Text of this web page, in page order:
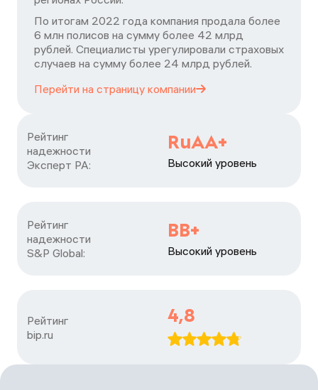
По итогам 2022 года компания продала более
6 млн полисов на сумму более 42 млрд
рублей. Специалисты урегулировали страховых
случаев на сумму более 24 млрд рублей.
Перейти на страницу компании
Рейтинг
надежности
Эксперт РА:
RuAA+
Высокий уровень
Рейтинг
надежности
S&P Global:
ВВ+
Высокий уровень
Рейтинг
bip.ru
4,8